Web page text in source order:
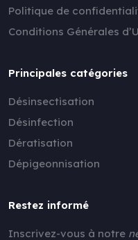
Politique de
Conditions Générales
Principales catégories
Désinsectisation
Désinfection
Dératisation
Dépigeonnisation
Restez informé
Inscrivez-vous à notre